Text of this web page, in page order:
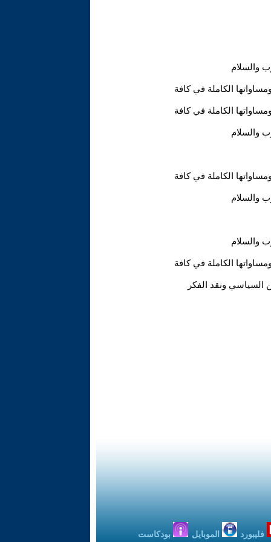
والسلام
الكاملة في كافة
الكاملة في كافة
والسلام
الكاملة في كافة
والسلام
والسلام
الكاملة في كافة
السياسي ونقد الفكر
فليبورد الموبايل بودكاست